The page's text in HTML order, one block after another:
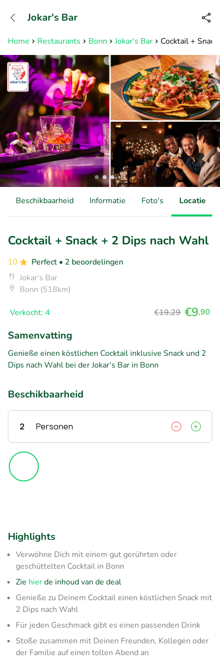
Bereikbaar tot 23:00 uur
Home Restaurants Bonn Jokar's Bar Cocktail +
Jokar's Bar
Beschikbaarheid Informatie Foto's Locatie
Cocktail + Snack + 2 Dips nach Wahl
10 Perfect • 2 beoordelingen
Jokar's Bar
Bonn (518km)
Verkocht: 4 €19,29 €9,90
Samenvatting
Genieße einen köstlichen Cocktail inklusive Snack und 2
Dips nach Wahl bei der Jokar's Bar in Bonn
Beschikbaarheid
2 Personen
Highlights
Verwöhne Dich mit einem gut gerührten oder
geschüttelten Cocktail in Bonn
Zie hierde inhoud van de deal
Genieße zu Deinem Cocktail einen köstlichen Snack mit
2 Dips nach Wahl
Für jeden Geschmack gibt es einen passenden Drink
Stoße zusammen mit Deinen Freunden, Kollegen oder
der Familie auf einen tollen Abend an